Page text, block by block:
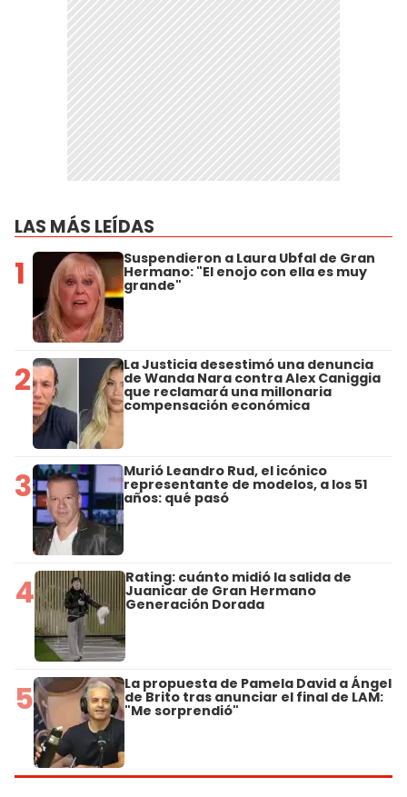
LAS MÁS LEÍDAS
1 Suspendieron a Laura Ubfal de Gran
Hermano: "El enojo con ella es muy
grande"
2 La Justicia desestimó una denuncia
de Wanda Nara contra Alex Caniggia
que reclamará una millonaria
compensación económica
3 Murió Leandro Rud, el icónico
representante de modelos, a los 51
años: qué pasó
4 Rating: cuánto midió la salida de
Juanicar de Gran Hermano
Generación Dorada
5 La propuesta de Pamela David a Ángel
de Brito tras anunciar el final de LAM:
"Me sorprendió"